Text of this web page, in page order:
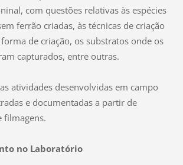
com questões relativas às espécies
ferrão criadas, às técnicas de criação
de criação, os substratos onde os
capturados, entre outras.
atividades desenvolvidas em campo
e documentadas a partir de
filmagens.
no Laboratório